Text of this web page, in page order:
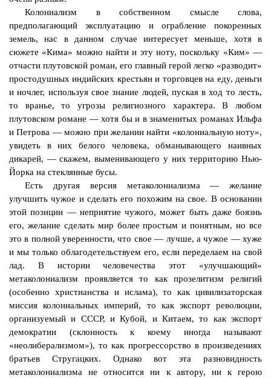
Колониализм в собственном смысле слова,
предполагающий эксплуатацию и ограбление покоренных
земель, нас в данном случае интересует меньше, хотя в
сюжете «Кима» можно найти и эту ноту, поскольку «Ким» —
отчасти плутовской роман, его главный герой легко «разводит»
простодушных индийских крестьян и торговцев на еду, деньги
и ночлег, используя свое знание людей, пуская в ход то лесть,
то вранье, то угрозы религиозного характера. В любом
плутовском романе — хотя бы и в знаменитых романах Ильфа
и Петрова — можно при желании найти «колониальную ноту»,
увидеть в них белого человека, обманывающего наивных
дикарей, — скажем, выменивающего у них территорию Нью-
Йорка на стеклянные бусы.
Есть другая версия метаколониализма — желание
улучшить чужое и сделать его похожим на свое. В основании
этой позиции — неприятие чужого, может быть даже боязнь
его, желание сделать мир более простым и понятным, но все
это в полной уверенности, что свое — лучше, а чужое — хуже
и мы только облагодетельствуем его, если переделаем на свой
лад. В истории человечества этот «улучшающий»
метаколониализм проявляется то как прозелитизм религий
(особенно христианства и ислама), то как цивилизаторская
миссия колониальных империй, то как экспорт революции,
организуемый и СССР, и Кубой, и Китаем, то как экспорт
демократии (склонность к коему иногда называют
«неолиберализмом»), то как прогрессорство в произведениях
братьев Стругацких. Однако вот эта разновидность
метаколониализма не относится ни к автору, ни к герою